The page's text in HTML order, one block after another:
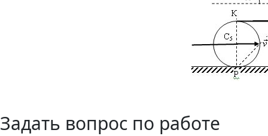
Задать вопрос по работе